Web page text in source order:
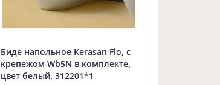
Биде напольное Kerasan Flo, с
крепежом Wb5N в комплекте,
цвет белый, 312201*1